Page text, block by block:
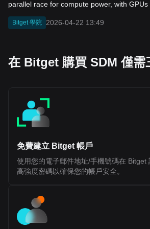
blended execution, allows multiple virtual
design, Fluent integrates them at the
reduce the need for external bridges and
side by side Unified Execution Layer: Enables direct interaction
between applications built on different
on cross-chain bridges, which have
security risks Shared Liquidity Potential: Allows applications
across different ecosystems to access a
and capital While this design introduces a more integrated
depend on developer adoption,
the maturity of its tooling and infrastructure. Fluent (BLEND)
Tokenomics Fluent (BLEND) Token Allocation The BLEND token
is the native utility token of the Fluent
Ethereum. It is designed to support
rights to profits, dividends, or governance
value and utility are tied to usage within the
Token Details Token Ticker: BLEND Blockchain: Ethereum (Layer
Bitget 學院 2026-04-22 13:49
在 Bitget 購買 SDM 僅需
免費建立 Bitget 帳戶
使用您的電子郵件地址/手機號碼在 Bitget
高強度密碼以確保您的帳戶安全。